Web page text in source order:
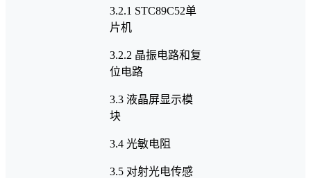
3.2.1 STC89C52单
片机
3.2.2 晶振电路和复
位电路
3.3 液晶屏显示模
块
3.4 光敏电阻
3.5 对射光电传感